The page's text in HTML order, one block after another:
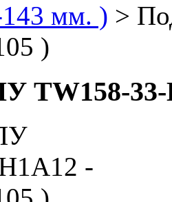
мм. ) >
)
TW158-33-